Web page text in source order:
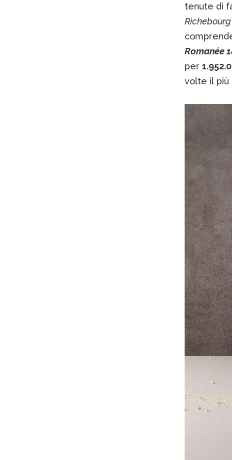
tenute di
Richebourg
Romanée
per
volte il più